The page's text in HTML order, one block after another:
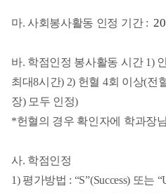
마. 사회봉사활동 인정 기간 :
바. 학점인정 봉사활동 시간 1)
최대8시간) 2) 헌혈 4회 이상(전
장) 모두 인정)
*헌혈의 경우 확인자에 학과장
사. 학점인정
1) 평가방법 : “S”(Success) 또는